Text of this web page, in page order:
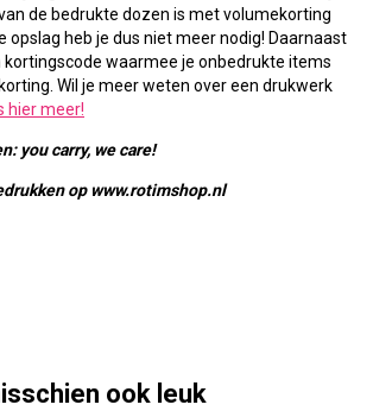
de bedrukte dozen is met volumekorting
opslag heb je dus niet meer nodig! Daarnaast
kortingscode waarmee je onbedrukte items
Wil je meer weten over een drukwerk
hier meer!
you carry, we care!
op www.rotimshop.nl
ook leuk